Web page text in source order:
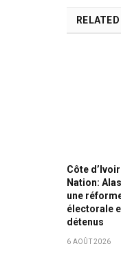
RELATED
Côte
Nation:
une
électorale
détenus
6 AOÛT 2026